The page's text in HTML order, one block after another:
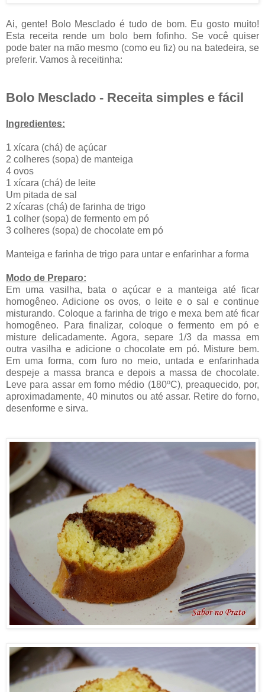
Ai, gente! Bolo Mesclado é tudo de bom. Eu gosto muito!
Esta receita rende um bolo bem fofinho. Se você quiser
pode bater na mão mesmo (como eu fiz) ou na batedeira, se
preferir. Vamos à receitinha:
Bolo Mesclado - Receita simples e fácil
Ingredientes:
1 xícara (chá) de açúcar
2 colheres (sopa) de manteiga
4 ovos
1 xícara (chá) de leite
Um pitada de sal
2 xícaras (chá) de farinha de trigo
1 colher (sopa) de fermento em pó
3 colheres (sopa) de chocolate em pó
Manteiga e farinha de trigo para untar e enfarinhar a forma
Modo de Preparo:
Em uma vasilha, bata o açúcar e a manteiga até ficar
homogêneo. Adicione os ovos, o leite e o sal e continue
misturando. Coloque a farinha de trigo e mexa bem até ficar
homogêneo. Para finalizar, coloque o fermento em pó e
misture delicadamente. Agora, separe 1/3 da massa em
outra vasilha e adicione o chocolate em pó. Misture bem.
Em uma forma, com furo no meio, untada e enfarinhada
despeje a massa branca e depois a massa de chocolate.
Leve para assar em forno médio (180ºC), preaquecido, por,
aproximadamente, 40 minutos ou até assar. Retire do forno,
desenforme e sirva.